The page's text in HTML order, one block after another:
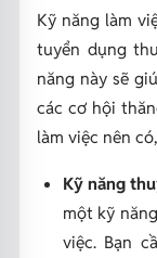
Kỹ năng làm
tuyển dụng
năng này sẽ
các cơ hội
làm việc nên
Kỹ năng
một kỹ
việc. Bạn